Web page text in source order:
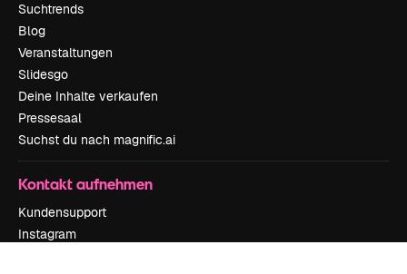
Suchtrends
Blog
Veranstaltungen
Slidesgo
Deine Inhalte verkaufen
Pressesaal
Suchst du nach magnific.ai
Kontakt aufnehmen
Kundensupport
Instagram